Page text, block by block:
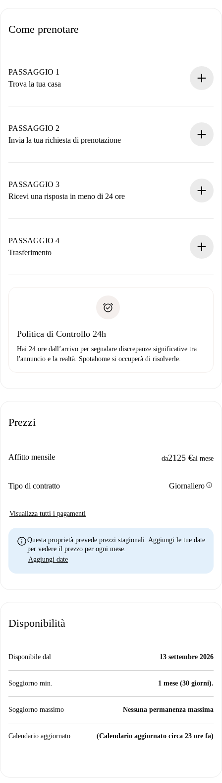
Come prenotare
PASSAGGIO 1
Trova la tua casa
Hai tutte le informazioni necessarie in anticipo.
PASSAGGIO 2
Invia la tua richiesta di prenotazione
non accetta.
PASSAGGIO 3
Ricevi una risposta in meno di 24 ore
contatto con il proprietario.
Se rifiutata: non ti addebiteremo nulla e ti proporremo
Domiciliazione del pagamento
PASSAGGIO 4
Trasferimento
solo se non segnali problemi.
Politica di Controllo 24h
Hai 24 ore dall’arrivo per segnalare discrepanze significative tra
l'annuncio e la realtà. Spotahome si occuperà di risolverle.
Prezzi
Affitto mensile da2125 €al mese
Tipo di contratto Giornalieroinfo
Visualizza tutti i pagamenti
infoQuesta proprietà prevede prezzi stagionali. Aggiungi le tue date
per vedere il prezzo per ogni mese.
Aggiungi date
Disponibilità
Disponibile dal 13 settembre 2026
Soggiorno min. 1 mese (30 giorni).
Soggiorno massimo Nessuna permanenza massima
Calendario aggiornato (Calendario aggiornato circa 23 ore fa)